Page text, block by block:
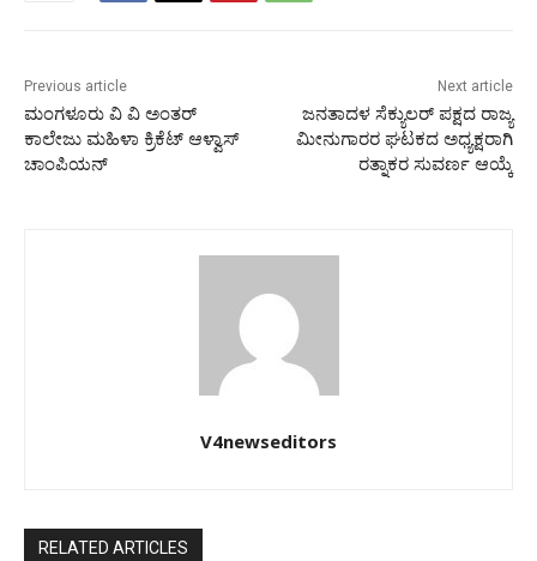
Previous article
ಮಂಗಳೂರು ವಿ ವಿ ಅಂತರ್
ಕಾಲೇಜು ಮಹಿಳಾ ಕ್ರಿಕೆಟ್ ಆಳ್ವಾಸ್
ಚಾಂಪಿಯನ್
Next article
ಜನತಾದಳ ಸೆಕ್ಯುಲರ್ ಪಕ್ಷದ ರಾಜ್ಯ
ಮೀನುಗಾರರ ಘಟಕದ ಅಧ್ಯಕ್ಷರಾಗಿ
ರತ್ನಾಕರ ಸುವರ್ಣ ಆಯ್ಕೆ
V4newseditors
RELATED ARTICLES